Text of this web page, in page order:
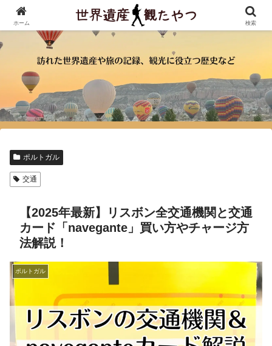
ポルトガル
交通
【2025年最新】リスボン全交通機関と交通
カード「navegante」買い方やチャージ方
法解説！
ポルトガル
ホーム 検索